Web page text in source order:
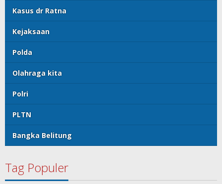
Kasus dr Ratna
Kejaksaan
Polda
Olahraga kita
Polri
PLTN
Bangka Belitung
Tag Populer